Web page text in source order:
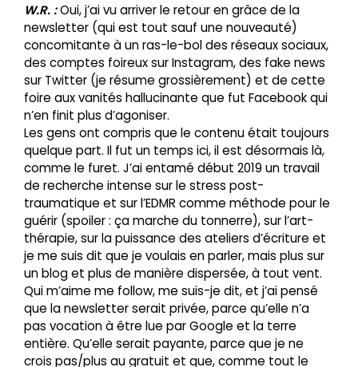
W.R. :Oui, j’ai vu arriver le retour en grâce de la
newsletter (qui est tout sauf une nouveauté)
concomitante à un ras-le-bol des réseaux sociaux,
des comptes foireux sur Instagram, des fake news
sur Twitter (je résume grossièrement) et de cette
foire aux vanités hallucinante que fut Facebook qui
n’en finit plus d’agoniser.
Les gens ont compris que le contenu était toujours
quelque part. Il fut un temps ici, il est désormais là,
comme le furet. J’ai entamé début 2019 un travail
de recherche intense sur le stress post-
traumatique et sur l’EDMR comme méthode pour le
guérir (spoiler : ça marche du tonnerre), sur l’art-
thérapie, sur la puissance des ateliers d’écriture et
je me suis dit que je voulais en parler, mais plus sur
un blog et plus de manière dispersée, à tout vent.
Qui m’aime me follow, me suis-je dit, et j’ai pensé
que la newsletter serait privée, parce qu’elle n’a
pas vocation à être lue par Google et la terre
entière. Qu’elle serait payante, parce que je ne
crois pas/plus au gratuit et que, comme tout le